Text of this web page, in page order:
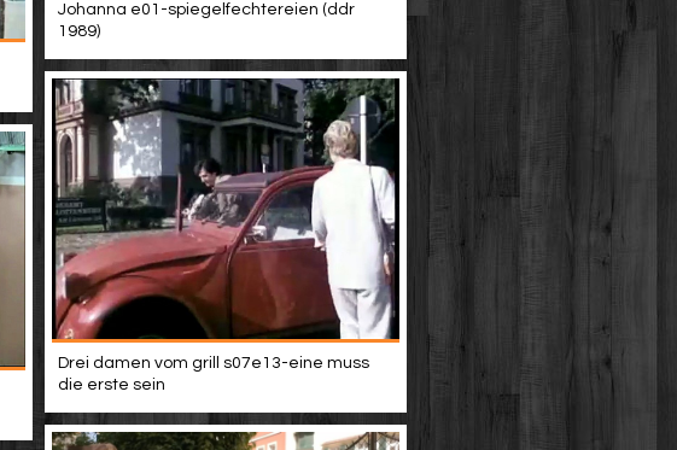
Johanna e01-spiegelfechtereien (ddr
1989)
Drei damen vom grill s07e13-eine muss
die erste sein